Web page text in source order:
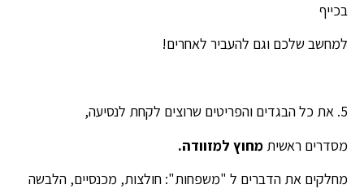
בכייף
למחשב שלכם וגם להעביר לאחרים!
5. את כל הבגדים והפריטים שרוצים לקחת לנסיעה,
מסדרים ראשית מחוץ למזוודה.
מחלקים את הדברים ל "משפחות": חולצות, מכנסיים, הלבשה